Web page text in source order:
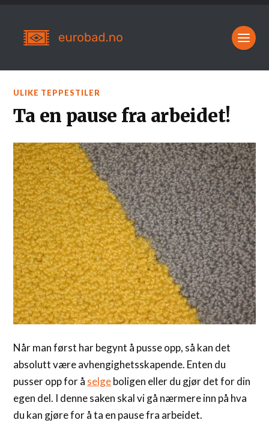
ULIKE TEPPESTILER
Ta en pause fra arbeidet!
Når man først har begynt å pusse opp, så kan det
absolutt være avhengighetsskapende. Enten du
pusser opp for å selgeboligen eller du gjør det for din
egen del. I denne saken skal vi gå nærmere inn på hva
du kan gjøre for å ta en pause fra arbeidet.